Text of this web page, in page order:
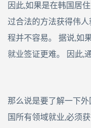
因此,如果是在韩国居
过合法的方法获得伟
程并不容易。 据说,如
就业签证更难。 因此,
那么说是要了解一下
国所有领域就业,必须